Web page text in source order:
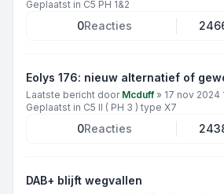
Geplaatst in C5 PH 1&2
0Reacties
Eolys 176: nieuw alternatief of
Laatste bericht door Mcduff» 17 nov 2024
Geplaatst in C5 II ( PH 3 ) type X7
0Reacties
DAB+ blijft wegvallen